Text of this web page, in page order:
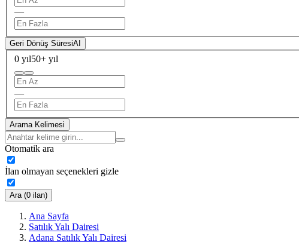
—
Geri Dönüş SüresiAI
0 yıl50+ yıl
—
Arama Kelimesi
Otomatik ara
İlan olmayan seçenekleri gizle
Ara (0 ilan)
Ana Sayfa
Satılık Yalı Dairesi
Adana Satılık Yalı Dairesi